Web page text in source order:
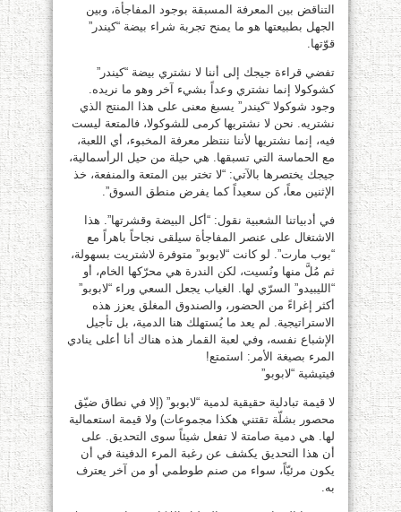
التناقض بين المعرفة المسبقة بوجود المفاجأة، وبين
الجهل بطبيعتها هو ما يمنح تجربة شراء بيضة “كيندر”
قوّتها.
تفضي قراءة جيجك إلى أننا لا نشتري بيضة “كيندر”
كشوكولا إنما نشتري وعداً بشيء آخر وهو ما نريده.
وجود شوكولا “كيندر” يسبغ معنى على هذا المنتج الذي
نشتريه. نحن لا نشتريها كرمى للشوكولا، فالمتعة ليست
فيه، إنما نشتريها لأننا ننتظر معرفة المخبوء، أي اللعبة،
مع الحماسة التي تسبقها. هي حيلة من حيل الرأسمالية،
جيجك يختصرها بالآتي: “لا تختر بين المتعة والمنفعة، خذ
الإثنين معاً، كن سعيداً كما يفرض منطق السوق”.
في أدبياتنا الشعبية نقول: “أكل البيضة وقشرتها”. هذا
الاشتغال على عنصر المفاجأة سيلقى نجاحاً باهراً مع
“بوب مارت”. لو كانت “لابوبو” متوفرة لاشتريت بسهولة،
ثم مُلَّ منها ونُسيت، لكن الندرة هي محرّكها الخام، أو
“الليبيدو” السرّي لها. الغياب يجعل السعي وراء “لابوبو”
أكثر إغراءً من الحضور، والصندوق المغلق يعزز هذه
الاستراتيجية. لم يعد ما يُستهلك هنا الدمية، بل تأجيل
الإشباع نفسه، وفي لعبة القمار هذه هناك أنا أعلى ينادي
المرء بصيغة الأمر: استمتع!
فيتيشية “لابوبو”
لا قيمة تبادلية حقيقية لدمية “لابوبو” (إلا في نطاق ضيّق
محصور بشلّة تقتني هكذا مجموعات) ولا قيمة استعمالية
لها. هي دمية صامتة لا تفعل شيئاً سوى التحديق. على
أن هذا التحديق يكشف عن رغبة المرء الدفينة في أن
يكون مرئيّاً، سواء من صنم طوطمي أو من آخر يعترف
به.